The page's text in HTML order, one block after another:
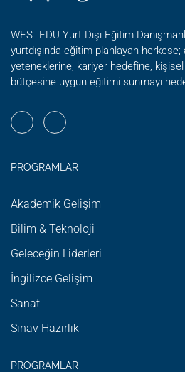
WESTEDU Yurt Dışı Eğitim
yurtdışında eğitim planlayan
yeteneklerine, kariyer hedefine,
bütçesine uygun eğitimi sunmayı
PROGRAMLAR
Akademik Gelişim
Bilim & Teknoloji
Geleceğin Liderleri
İngilizce Gelişim
Sanat
Sınav Hazırlık
PROGRAMLAR